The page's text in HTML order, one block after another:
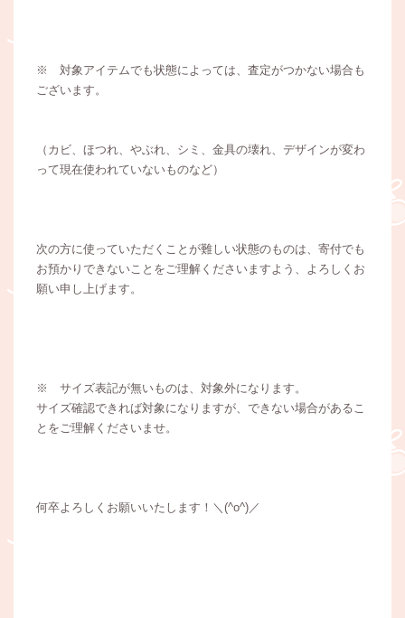
※ 対象アイテムでも状態によっては、査定がつかない場合も
ございます。
（カビ、ほつれ、やぶれ、シミ、金具の壊れ、デザインが変わ
って現在使われていないものなど）
次の方に使っていただくことが難しい状態のものは、寄付でも
お預かりできないことをご理解くださいますよう、よろしくお
願い申し上げます。
※ サイズ表記が無いものは、対象外になります。
サイズ確認できれば対象になりますが、できない場合があるこ
とをご理解くださいませ。
何卒よろしくお願いいたします！＼(^o^)／